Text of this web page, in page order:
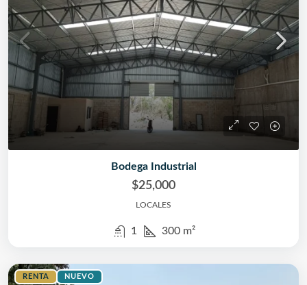
Bodega Industrial
$25,000
LOCALES
1 300 m²
RENTA NUEVO